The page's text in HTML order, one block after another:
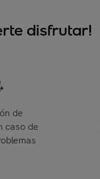
disfrutar!
de
caso de